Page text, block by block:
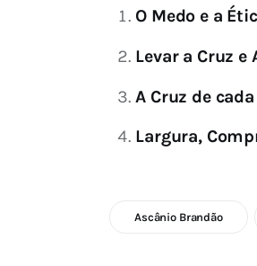
O Medo e a
Levar a Cruz e
A Cruz de
Largura,
Ascânio Brandão